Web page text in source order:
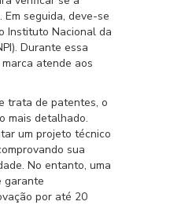
seguida, deve-se
Instituto Nacional da
Durante essa
atende aos
trata de patentes, o
mais detalhado.
um projeto técnico
sua
No entanto, uma
garante
por até 20